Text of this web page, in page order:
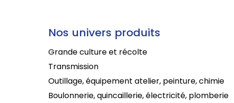
Nos univers produits
Grande culture et récolte
Transmission
Outillage, équipement atelier, peinture, chimie
Boulonnerie, quincaillerie, électricité, plomberie